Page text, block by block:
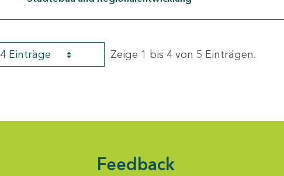
4 Einträge Zeige 1 bis 4 von 5 Einträgen.
Feedback